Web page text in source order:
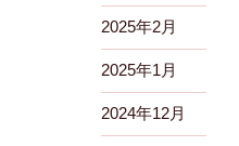
2025年2月
2025年1月
2024年12月